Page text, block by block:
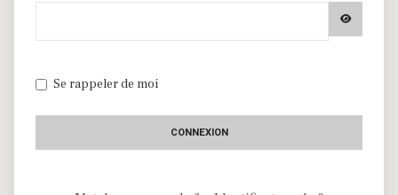
Se rappeler de moi
CONNEXION